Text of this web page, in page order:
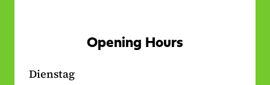
Opening Hours
Dienstag